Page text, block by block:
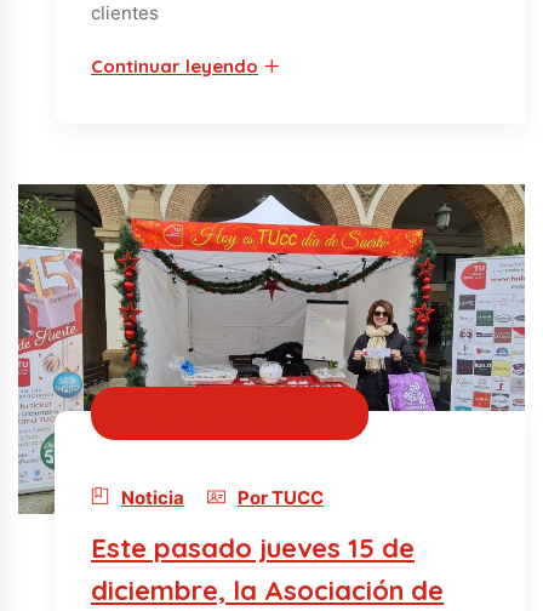
clientes
Continuar leyendo
Noticia Por TUCC
Este pasado jueves 15 de
diciembre, la Asociación de